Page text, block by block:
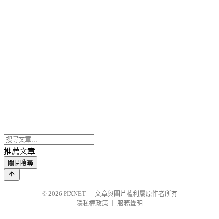
推薦文章
關閉搜尋
© 2026 PIXNET
文章與圖片權利屬原作者所有
隱私權政策
服務聲明